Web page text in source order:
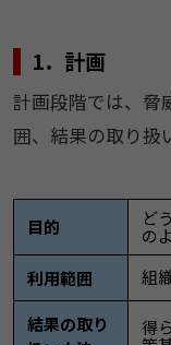
1．計画
計画段階では、脅
囲、結果の取り扱
目的 ど
の
利用範囲
組
結果の取り
得